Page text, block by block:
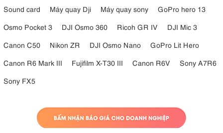
Sound card
Máy quay Dji Máy quay sony
GoPro hero 13
Osmo Pocket 3
DJI Osmo 360 Ricoh GR IV
DJI Mic 3
Canon C50
Nikon ZR DJI Osmo Nano
GoPro Lit Hero
Canon R6 Mark III
Fujifilm X-T30 III Canon R6V
Sony A7R6
Sony FX5